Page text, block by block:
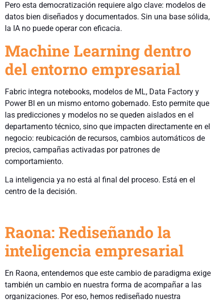
Pero esta democratización requiere algo clave: modelos de
datos bien diseñados y documentados. Sin una base sólida,
la IA no puede operar con eficacia.
Machine Learning dentro
del entorno empresarial
Fabric integra notebooks, modelos de ML, Data Factory y
Power BI en un mismo entorno gobernado. Esto permite que
las predicciones y modelos no se queden aislados en el
departamento técnico, sino que impacten directamente en el
negocio: reubicación de recursos, cambios automáticos de
precios, campañas activadas por patrones de
comportamiento.
La inteligencia ya no está al final del proceso. Está en el
centro de la decisión.
Raona: Rediseñando la
inteligencia empresarial
En Raona, entendemos que este cambio de paradigma exige
también un cambio en nuestra forma de acompañar a las
organizaciones. Por eso, hemos rediseñado nuestra